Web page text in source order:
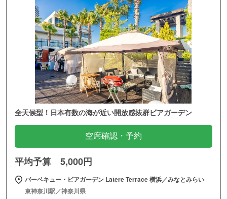
全天候型！日本有数の海が近い開放感抜群ビアガーデン
空席確認・予約
平均予算 5,000円
バーベキュー・ビアガーデン Latere Terrace 横浜／みなとみらい
東神奈川駅／神奈川県